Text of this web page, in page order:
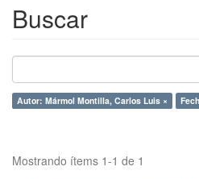
Buscar
Autor: Mármol Montilla, Carlos Luis ×
Mostrando ítems 1-1 de 1